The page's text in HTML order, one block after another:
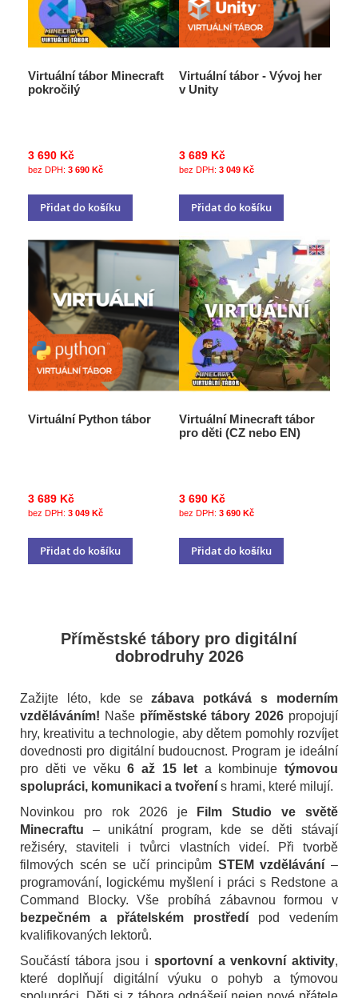
Virtuální tábor Minecraft
pokročilý
3 690 Kč
3 690 Kč
Přidat do košíku
Virtuální tábor - Vývoj her
v Unity
3 689 Kč
3 049 Kč
Přidat do košíku
Virtuální Python tábor
3 689 Kč
3 049 Kč
Přidat do košíku
Virtuální Minecraft tábor
pro děti (CZ nebo EN)
3 690 Kč
3 690 Kč
Přidat do košíku
Příměstské tábory pro digitální
dobrodruhy 2026
Zažijte léto, kde sezábava potkává s moderním
vzděláváním! Naše příměstské tábory 2026 propojují
hry, kreativitu a technologie, aby dětem pomohly rozvíjet
dovednosti pro digitální budoucnost. Program je ideální
pro děti ve věku6 až 15 let a kombinujetýmovou
spolupráci, komunikaci a tvoření s hrami, které milují.
Novinkou pro rok 2026 je
Film Studio ve světě
Minecraftu – unikátní program, kde se děti stávají
režiséry, staviteli i tvůrci vlastních videí. Při tvorbě
filmových scén se učí principům STEM vzdělávání –
programování, logickému myšlení i práci s Redstone a
Command Blocky. Vše probíhá zábavnou formou v
bezpečném a přátelském prostředí pod vedením
kvalifikovaných lektorů.
Součástí tábora jsou i sportovní a venkovní aktivity,
které doplňují digitální výuku o pohyb a týmovou